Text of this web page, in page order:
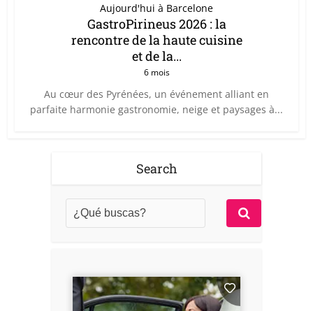
Aujourd'hui à Barcelone
GastroPirineus 2026 : la
rencontre de la haute cuisine
et de la...
6 mois
Au cœur des Pyrénées, un événement alliant en
parfaite harmonie gastronomie, neige et paysages à...
Search